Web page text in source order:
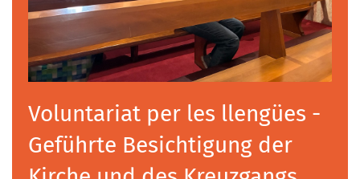
Voluntariat per les llengües -
Geführte Besichtigung der